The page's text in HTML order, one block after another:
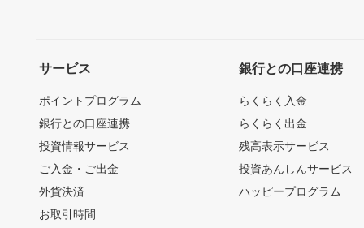
サービス
ポイントプログラム
銀行との口座連携
投資情報サービス
ご入金・ご出金
外貨決済
お取引時間
銀行との口座連携
らくらく入金
らくらく出金
残高表示サービス
投資あんしんサービス
ハッピープログラム